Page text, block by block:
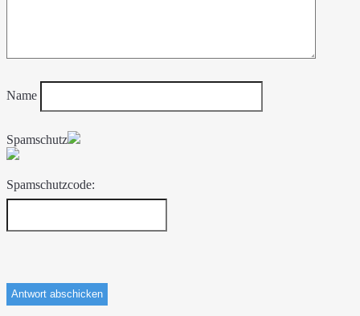
Name
Spamschutz
Spamschutzcode: